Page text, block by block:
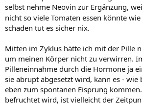
selbst nehme Neovin zur Ergänzung,
nicht so viele Tomaten essen könnte
schaden tut es sicher nix.
Mitten im Zyklus hätte ich mit der Pille
um meinen Körper nicht zu verwirren.
Pilleneinnahme durch die Hormone ja
sie abrupt abgesetzt wird, kann es - wie
eben zum spontanen Eisprung
befruchtet wird, ist vielleicht der